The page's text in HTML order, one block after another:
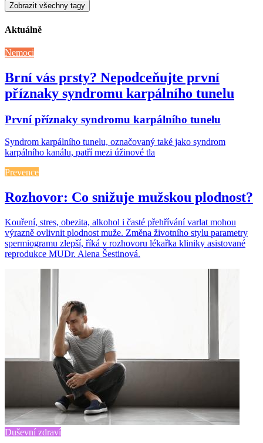
Zobrazit všechny tagy
Aktuálně
Nemoci
Brní vás prsty? Nepodceňujte první
příznaky syndromu karpálního tunelu
První příznaky syndromu karpálního tunelu
Syndrom karpálního tunelu, označovaný také jako syndrom
karpálního kanálu, patří mezi úžinové tla
Prevence
Rozhovor: Co snižuje mužskou plodnost?
Kouření, stres, obezita, alkohol i časté přehřívání varlat mohou
výrazně ovlivnit plodnost muže. Změna životního stylu parametry
spermiogramu zlepší, říká v rozhovoru lékařka kliniky asistované
reprodukce MUDr. Alena Šestinová.
Duševní zdraví